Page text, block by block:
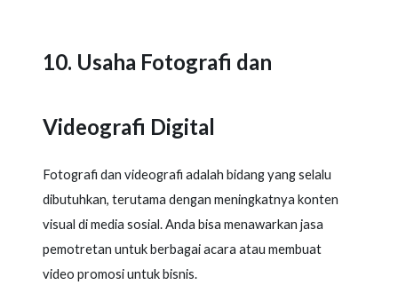
10. Usaha Fotografi dan
Videografi Digital
Fotografi dan videografi adalah bidang yang selalu
dibutuhkan, terutama dengan meningkatnya konten
visual di media sosial. Anda bisa menawarkan jasa
pemotretan untuk berbagai acara atau membuat
video promosi untuk bisnis.